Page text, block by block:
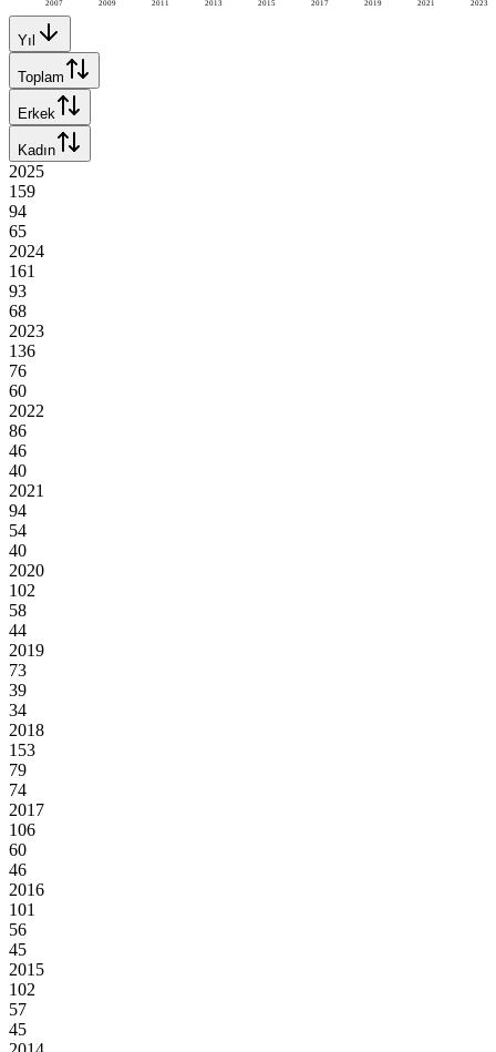
2007 2009 2011 2013 2015 2017 2019 2021 2023
Yıl
Toplam
Erkek
Kadın
2025
159
94
65
2024
161
93
68
2023
136
76
60
2022
86
46
40
2021
94
54
40
2020
102
58
44
2019
73
39
34
2018
153
79
74
2017
106
60
46
2016
101
56
45
2015
102
57
45